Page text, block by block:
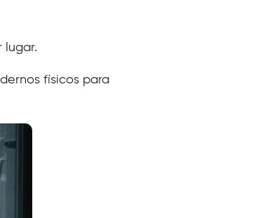
lugar.
físicos para